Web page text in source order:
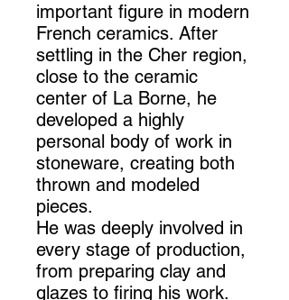
important figure in modern
French ceramics. After
settling in the Cher region,
close to the ceramic
center of La Borne, he
developed a highly
personal body of work in
stoneware, creating both
thrown and modeled
pieces.
He was deeply involved in
every stage of production,
from preparing clay and
glazes to firing his work.